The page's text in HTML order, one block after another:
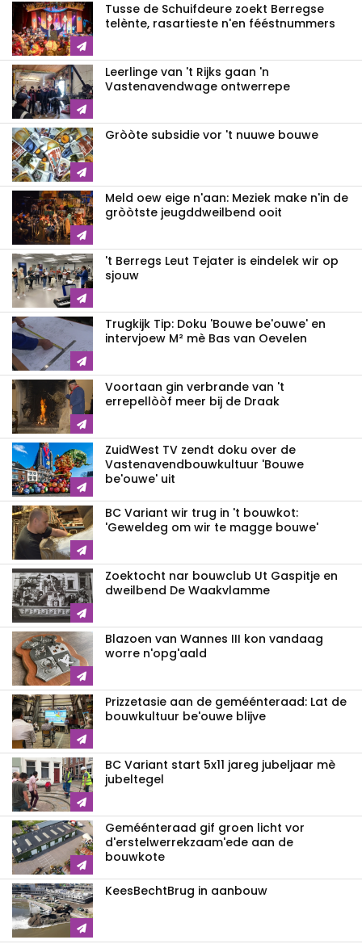
Tusse de Schuifdeure zoekt Berregse
telènte, rasartieste n'en fééstnummers
Leerlinge van 't Rijks gaan 'n
Vastenavendwage ontwerrepe
Gròòte subsidie vor 't nuuwe bouwe
Meld oew eige n'aan: Meziek make n'in de
gròòtste jeugddweilbend ooit
't Berregs Leut Tejater is eindelek wir op
sjouw
Trugkijk Tip: Doku 'Bouwe be'ouwe' en
intervjoew M² mè Bas van Oevelen
Voortaan gin verbrande van 't
errepellòòf meer bij de Draak
ZuidWest TV zendt doku over de
Vastenavend­bouwkultuur 'Bouwe
be'ouwe' uit
BC Variant wir trug in 't bouwkot:
'Geweldeg om wir te magge bouwe'
Zoektocht nar bouwclub Ut Gaspitje en
dweilbend De Waakvlamme
Blazoen van Wannes III kon vandaag
worre n'opg'aald
Prizzetasie aan de geméénteraad: Lat de
bouwkultuur be'ouwe blijve
BC Variant start 5x11 jareg jubeljaar mè
jubeltegel
Geméénteraad gif groen licht vor
d'erstelwerrekzaam'ede aan de
bouwkote
KeesBechtBrug in aanbouw